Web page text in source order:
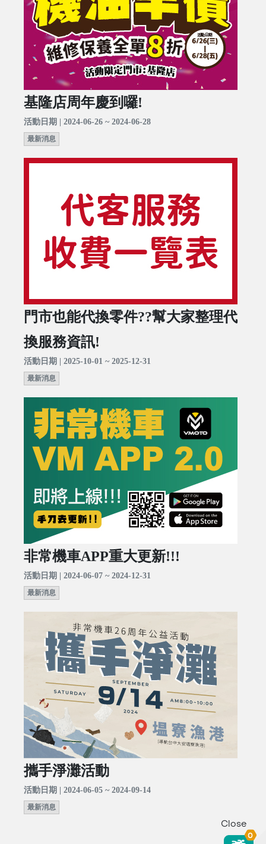
基隆店周年慶到囉!
活動日期 | 2024-06-26 ~ 2024-06-28
最新消息
門市也能代換零件??幫大家整理代
換服務資訊!
活動日期 | 2025-10-01 ~ 2025-12-31
最新消息
非常機車APP重大更新!!!
活動日期 | 2024-06-07 ~ 2024-12-31
最新消息
攜手淨灘活動
活動日期 | 2024-06-05 ~ 2024-09-14
最新消息
Close
0